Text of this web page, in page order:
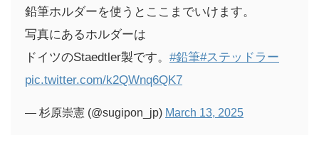
鉛筆ホルダーを使うとここまでいけます。
写真にあるホルダーは
ドイツのStaedtler製です。 #鉛筆#ステッドラー
pic.twitter.com/k2QWnq6QK7
— 杉原崇憲 (@sugipon_jp) March 13, 2025